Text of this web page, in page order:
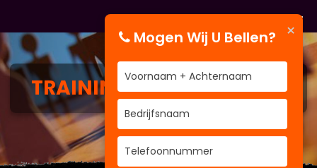
TRAININGTEAMBUILDING
×
Mogen Wij U Bellen?